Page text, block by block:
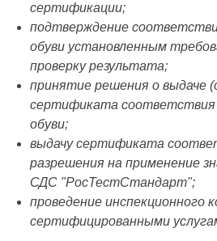
сертификации;
подтверждение
обуви установленным
проверку результата;
принятие решения о выдаче
сертификата соответствия
обуви;
выдачу сертификата
разрешения на применение
СДС "РосТестСтандарт";
проведение инспекционного
сертифицированными